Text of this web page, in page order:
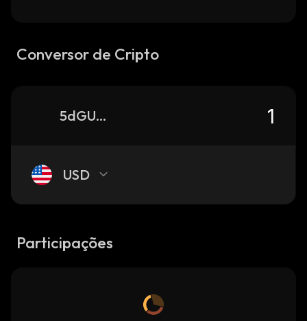
Conversor de Cripto
5dGUNowhdMyjn4KYS6YjxrxQ5yiHbRBiGCasmBn1E92v_solana
USD
Participações